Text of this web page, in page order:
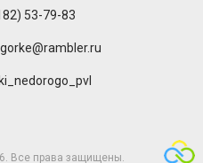
53-79-83
Все права защищены.